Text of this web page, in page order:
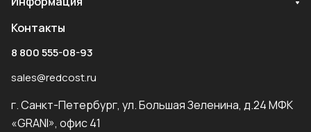
Контакты
8 800 555-08-93
sales@redcost.ru
г. Санкт-Петербург, ул. Большая Зеленина, д.24 МФК
«GRANI», офис 41